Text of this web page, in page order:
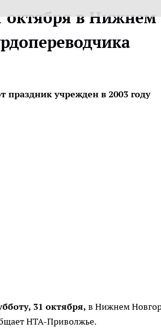
октября в Нижнем
праздник учрежден в 2003 году
31 октября, в Нижнем
НТА-Приволжье.